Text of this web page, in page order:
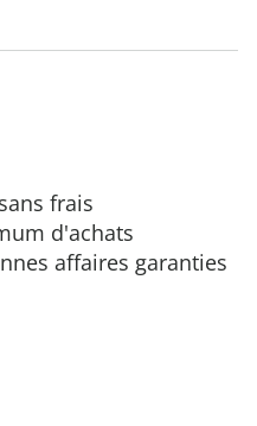
frais
d'achats
affaires garanties